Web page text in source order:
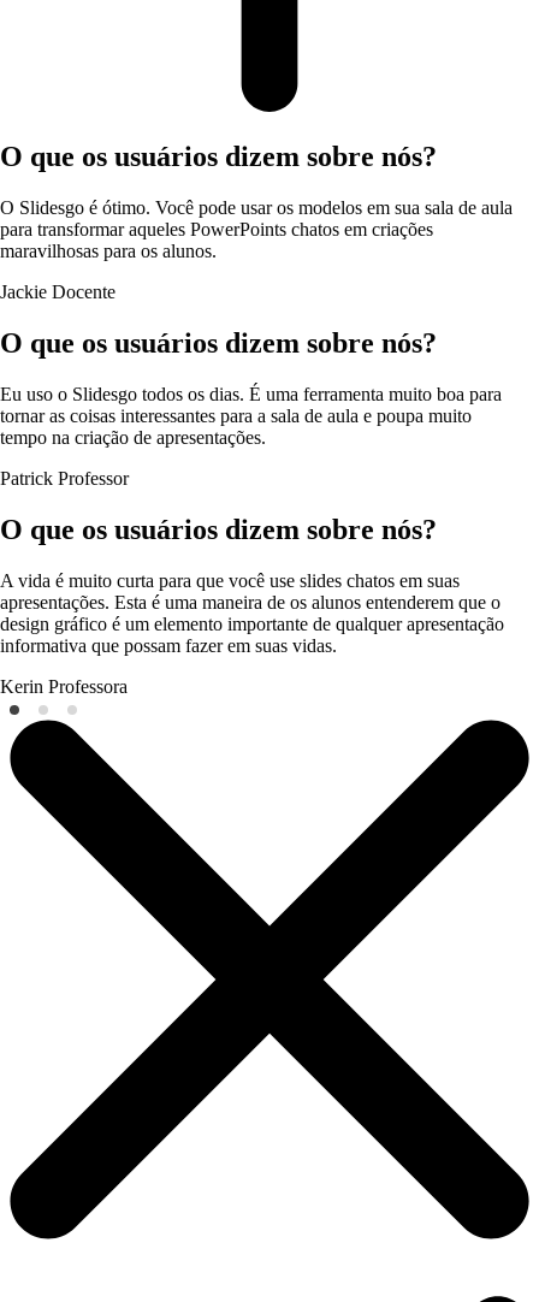
O que os usuários dizem sobre nós?
O Slidesgo é ótimo. Você pode usar os modelos em sua sala de aula
para transformar aqueles PowerPoints chatos em criações
maravilhosas para os alunos.
Jackie Docente
O que os usuários dizem sobre nós?
Eu uso o Slidesgo todos os dias. É uma ferramenta muito boa para
tornar as coisas interessantes para a sala de aula e poupa muito
tempo na criação de apresentações.
Patrick Professor
O que os usuários dizem sobre nós?
A vida é muito curta para que você use slides chatos em suas
apresentações. Esta é uma maneira de os alunos entenderem que o
design gráfico é um elemento importante de qualquer apresentação
informativa que possam fazer em suas vidas.
Kerin Professora